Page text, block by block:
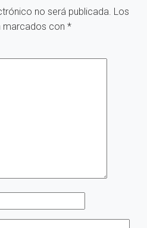
no será publicada. Los
marcados con *